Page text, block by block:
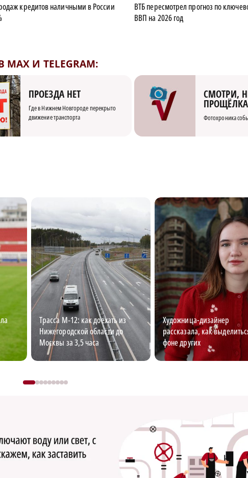
кредитов наличными в России
ВТБ пересмотрел прогноз по
ВВП на 2026 год
И TELEGRAM:
ПРОЕЗДА НЕТ
Где в Нижнем Новгороде перекрыто
движение транспорта
СМОТРИ,
Фотохроника
Трасса М‑12: как доехать из
Нижегородской области до
Москвы за 3,5 часа
Художница-дизайнер
рассказала, как
фоне других